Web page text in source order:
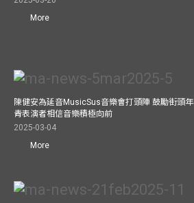
More
陳健安為延音MusicSus音樂會打頭陣 鼓勵街頭年
青表演者相信音樂積極向前
2025-03-04
More